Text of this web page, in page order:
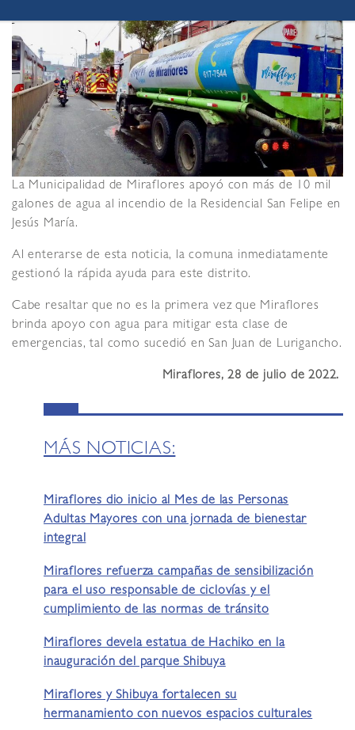
La Municipalidad de Miraflores apoyó con más de 10 mil
galones de agua al incendio de la Residencial San Felipe en
Jesús María.
Al enterarse de esta noticia, la comuna inmediatamente
gestionó la rápida ayuda para este distrito.
Cabe resaltar que no es la primera vez que Miraflores
brinda apoyo con agua para mitigar esta clase de
emergencias, tal como sucedió en San Juan de Lurigancho.
Miraflores, 28 de julio de 2022.
MÁS NOTICIAS:
Miraflores dio inicio al Mes de las Personas
Adultas Mayores con una jornada de bienestar
integral
Miraflores refuerza campañas de sensibilización
para el uso responsable de ciclovías y el
cumplimiento de las normas de tránsito
Miraflores devela estatua de Hachiko en la
inauguración del parque Shibuya
Miraflores y Shibuya fortalecen su
hermanamiento con nuevos espacios culturales